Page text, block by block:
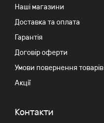
Наші магазини
Доставка та оплата
Гарантія
Договір оферти
Умови повернення товарів
Акції
Контакти